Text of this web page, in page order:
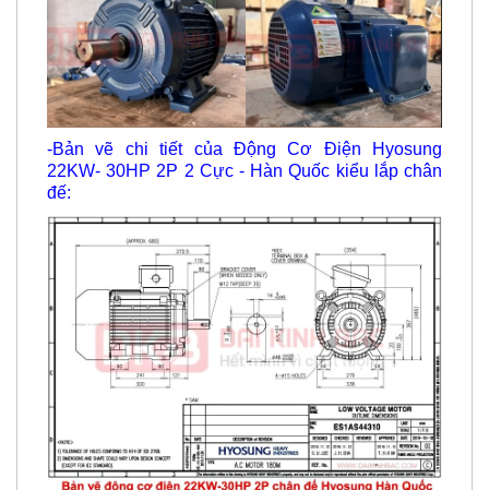
-Bản vẽ chi tiết của Động Cơ Điện Hyosung
22KW- 30HP 2P 2 Cực - Hàn Quốc kiểu lắp chân
đế: